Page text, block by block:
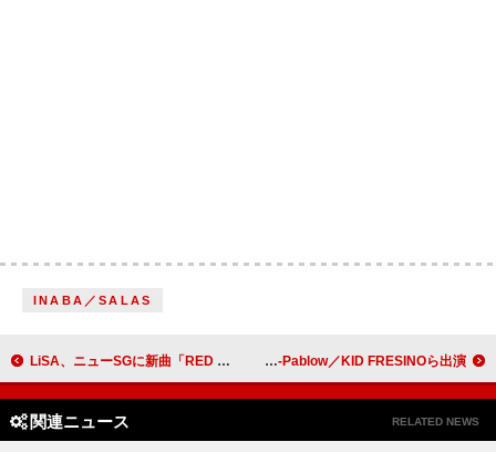
INABA／SALAS
LiSA、ニューSGに新曲「RED ZONE」収録決定 公式インスタに1万コメント達成で“1コーラス”解禁へ STUTSの初となるアリーナ公演【Odyssey】、Zeebra／PUNPEE／tofubeats／T-Pablow／KID FRESINOら出演
関連ニュース RELATED NEWS